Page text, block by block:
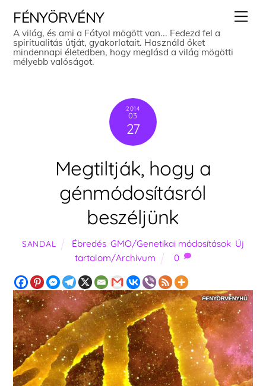
content
FÉNYÖRVÉNY
A világ, és ami a Fátyol mögött van... Fedezd fel a
spiritualitás útját, gyakorlatait. Használd őket
mindennapi életedben, hogy meglásd a világ mögötti
mélyebb valóságot.
2014
03
27
Megtiltják, hogy a
génmódosításról
beszéljünk
SANDAL Ébredés, GMO/Genetikai módosítások, Új
tartalom/Archívum
0